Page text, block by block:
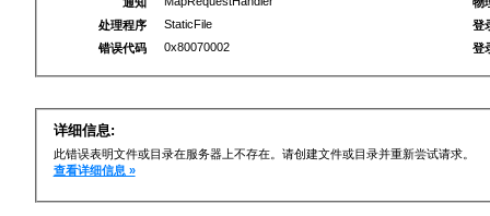
处理程序
StaticFile
错误代码
0x80070002
登
登
详细信息:
此错误表明文件或目录在服务器上不存在。请创建文件或目录并重新尝试请求。
查看详细信息 »